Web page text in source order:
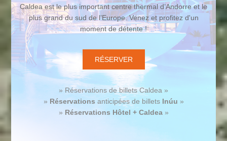
Caldea est le plus important centre thermal d’Andorre et le
plus grand du sud de l’Europe. Venez et profitez d'un
moment de détente !
RÉSERVER
» Réservations de billets Caldea »
» Réservations anticipées de billets Inúu »
» Réservations Hôtel + Caldea»